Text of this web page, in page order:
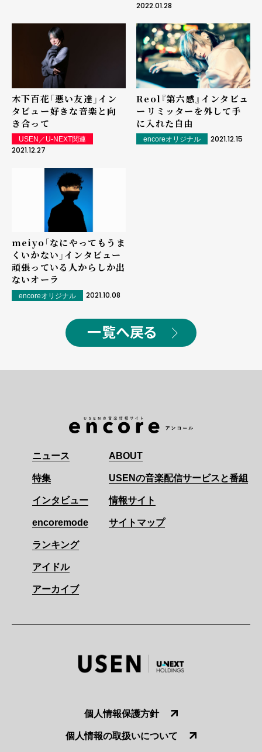
2022.01.28
木下百花「悪い友達」イン
タビュー――好きな音楽と向
き合って
USEN／U-NEXT関連
2021.12.27
Reol『第六感』インタビュ
ー――リミッターを外して手
に入れた自由
encoreオリジナル 2021.12.15
meiyo「なにやってもうま
くいかない」インタビュー――
頑張っている人からしか出
ないオーラ
encoreオリジナル 2021.10.08
一覧へ戻る
ニュース
特集
インタビュー
encoremode
ランキング
アイドル
アーカイブ
ABOUT
USENの音楽配信サービスと番組
情報サイト
サイトマップ
個人情報保護方針
個人情報の取扱いについて